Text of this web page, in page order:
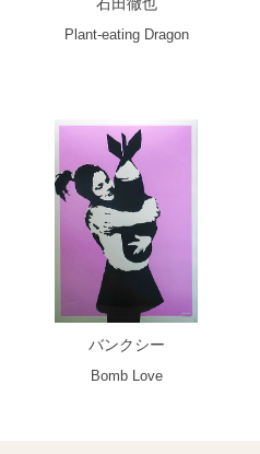
Plant-eating Dragon
バンクシー
Bomb Love